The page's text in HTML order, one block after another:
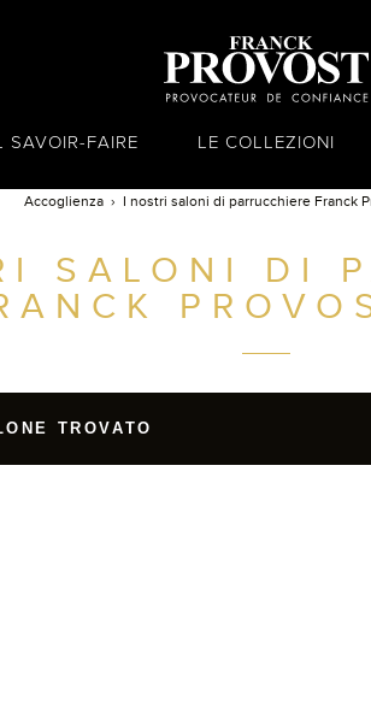
Accoglienza I nostri saloni di parrucchiere Franck
SALONI DI
TROVATO
SAVOIR-FAIRE LE COLLEZIONI